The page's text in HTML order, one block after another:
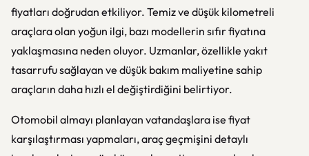
fiyatları doğrudan etkiliyor. Temiz ve düşük kilometreli
araçlara olan yoğun ilgi, bazı modellerin sıfır fiyatına
yaklaşmasına neden oluyor. Uzmanlar, özellikle yakıt
tasarrufu sağlayan ve düşük bakım maliyetine sahip
araçların daha hızlı el değiştirdiğini belirtiyor.
Otomobil almayı planlayan vatandaşlara ise fiyat
karşılaştırması yapmaları, araç geçmişini detaylı